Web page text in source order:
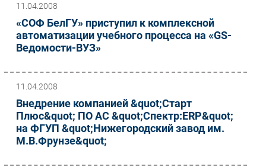
11.04.2008
«СОФ БелГУ» приступил к комплексной
автоматизации учебного процесса на «GS-
Ведомости-ВУЗ»
11.04.2008
Внедрение компанией &quot;Старт
Плюс&quot; ПО АС &quot;Спектр:ERP&quot;
на ФГУП &quot;Нижегородский завод им.
М.В.Фрунзе&quot;